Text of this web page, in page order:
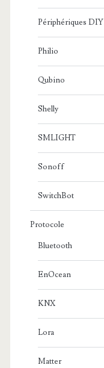
Périphériques DIY
Philio
Qubino
Shelly
SMLIGHT
Sonoff
SwitchBot
Protocole
Bluetooth
EnOcean
KNX
Lora
Matter